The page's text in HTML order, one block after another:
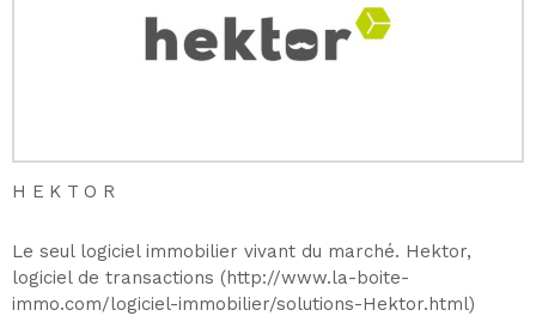
HEKTOR
Le seul logiciel immobilier vivant du marché. Hektor,
logiciel de transactions (http://www.la-boite-
immo.com/logiciel-immobilier/solutions-Hektor.html)